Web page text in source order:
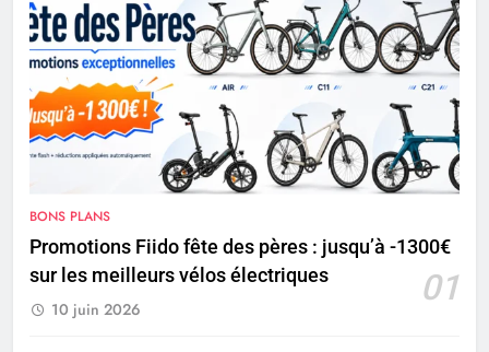
BONS PLANS
Promotions Fiido fête des pères : jusqu’à -1300€
sur les meilleurs vélos électriques
01
10 juin 2026